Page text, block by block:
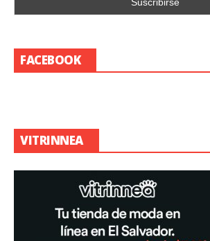
FACEBOOK
VITRINNEA